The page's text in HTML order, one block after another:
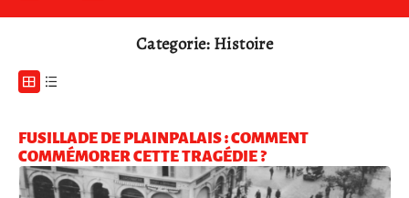
Categorie: Histoire
FUSILLADE DE PLAINPALAIS : COMMENT
COMMÉMORER CETTE TRAGÉDIE ?